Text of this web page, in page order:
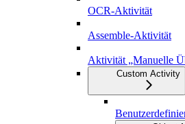
OCR-Aktivität
Assemble-Aktivität
Aktivität „Manuelle
Custom Activity